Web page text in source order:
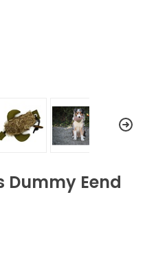
Dummy Eend